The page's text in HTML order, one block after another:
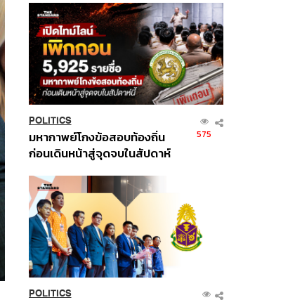
POLITICS
มหากาพย์โกงข้อสอบท้องถิ่น
ก่อนเดินหน้าสู่จุดจบในสัปดาห์
575
POLITICS